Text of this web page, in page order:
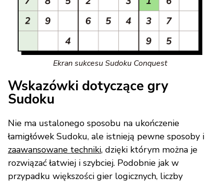
Ekran sukcesu Sudoku Conquest
Wskazówki dotyczące gry
Sudoku
Nie ma ustalonego sposobu na ukończenie
łamigłówek Sudoku, ale istnieją pewne sposoby i
zaawansowane techniki, dzięki którym można je
rozwiązać łatwiej i szybciej. Podobnie jak w
przypadku większości gier logicznych, liczby